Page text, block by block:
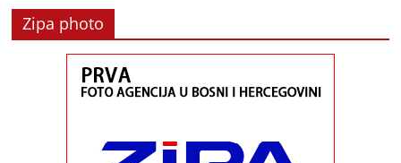
Zipa photo